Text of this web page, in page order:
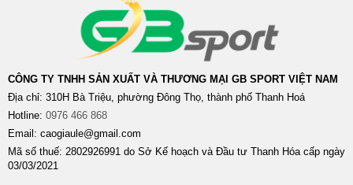
CÔNG TY TNHH SẢN XUẤT VÀ THƯƠNG MẠI GB SPORT VIỆT NAM
Địa chỉ: 310H Bà Triệu, phường Đông Thọ, thành phố Thanh Hoá
Hotline: 0976 466 868​
Email: caogiaule@gmail.com
Mã số thuế: 2802926991 do Sở Kế hoạch và Đầu tư Thanh Hóa cấp ngày
03/03/2021